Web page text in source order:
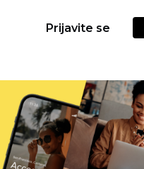
Prijavite se